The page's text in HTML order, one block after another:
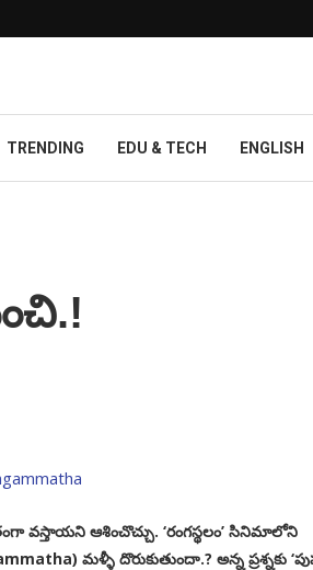
TRENDING EDU & TECH ENGLISH
వస్తాయని ఆశించొచ్చు. ‘రంగస్థలం’ సినిమాలోని
మళ్ళీ దొరుకుతుందా.? అన్న ప్రశ్నకు